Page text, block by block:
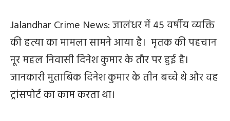
Jalandhar Crime News: जालंधर में 45 वर्षीय व्यक्ति
की हत्या का मामला सामने आया है। मृतक की पहचान
नूर महल निवासी दिनेश कुमार के तौर पर हुई है।
जानकारी मुताबिक दिनेश कुमार के तीन बच्चे थे और वह
ट्रांसपोर्ट का काम करता था।